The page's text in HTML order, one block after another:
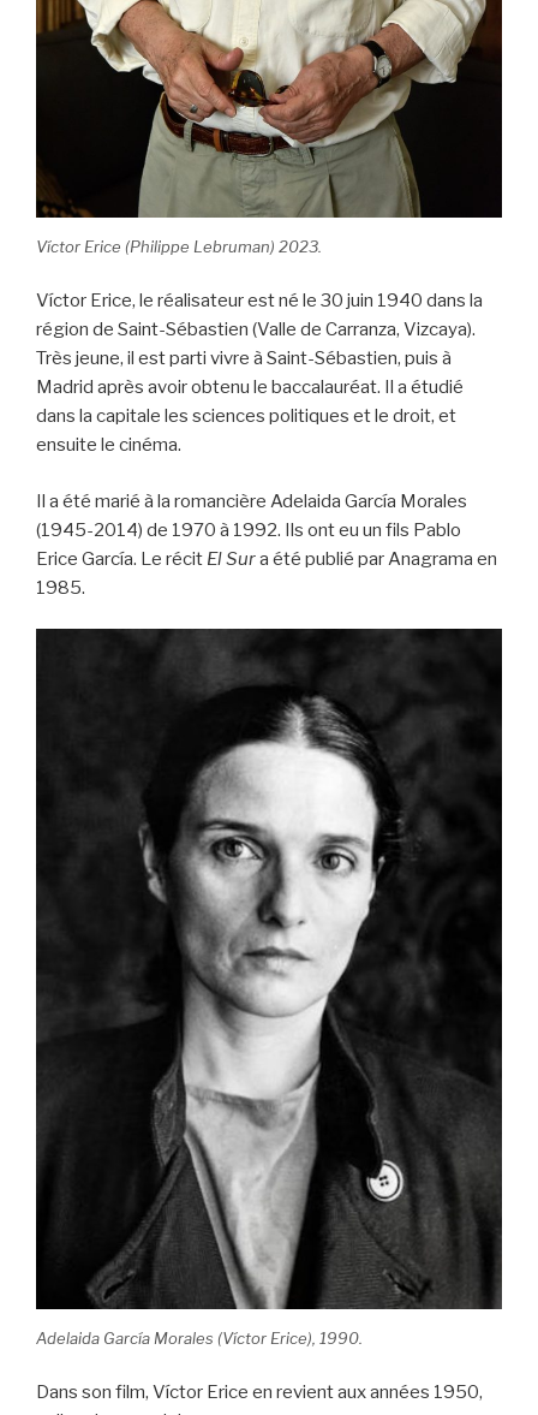
Víctor Erice (Philippe Lebruman) 2023.
Víctor Erice, le réalisateur est né le 30 juin 1940 dans la
région de Saint-Sébastien (Valle de Carranza, Vizcaya).
Très jeune, il est parti vivre à Saint-Sébastien, puis à
Madrid après avoir obtenu le baccalauréat. Il a étudié
dans la capitale les sciences politiques et le droit, et
ensuite le cinéma.
Il a été marié à la romancière Adelaida García Morales
(1945-2014) de 1970 à 1992. Ils ont eu un fils Pablo
Erice García. Le récit El Sura été publié par Anagrama en
1985.
Adelaida García Morales (Víctor Erice), 1990.
Dans son film, Víctor Erice en revient aux années 1950,